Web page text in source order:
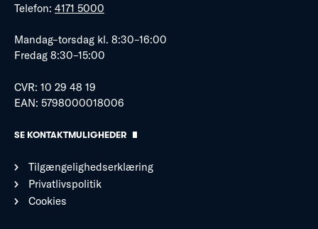
Telefon: 4171 5000
Mandag–torsdag kl. 8:30–16:00
Fredag 8:30–15:00
CVR: 10 29 48 19
EAN: 5798000018006
SE KONTAKTMULIGHEDER
Tilgængelighedserklæring
Privatlivspolitik
Cookies